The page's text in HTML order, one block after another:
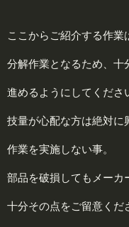
ここからご紹介する作業
分解作業となるため、十
進めるようにしてくださ
技量が心配な方は絶対に
作業を実施しない事。
部品を破損してもメーカ
十分その点をご留意くだ